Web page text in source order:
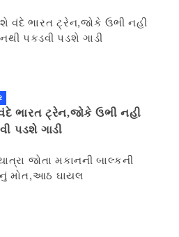
ભારત ટ્રેન,જોકે ઉભી નહી
પડશે ગાડી